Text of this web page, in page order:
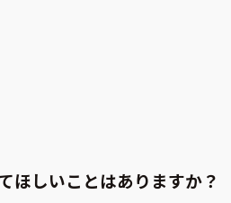
ほしいことはありますか？